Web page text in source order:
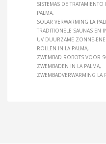
SISTEMAS DE
PALMA
SOLAR VERWARMING LA
TRADITIONELE SAUNAS EN
UV DUURZAME ZONNE-
ROLLEN IN LA PALMA
ZWEMBAD ROBOTS VOOR
ZWEMBADEN IN LA PALMA
ZWEMBADVERWARMING LA